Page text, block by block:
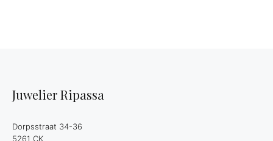
Juwelier Ripassa
Dorpsstraat 34-36
5261 CK